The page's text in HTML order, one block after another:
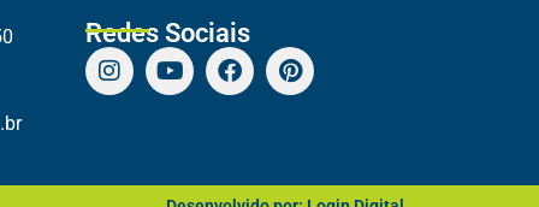
Redes Sociais